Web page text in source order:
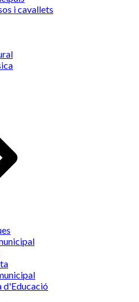
i cavallets
d'Educació